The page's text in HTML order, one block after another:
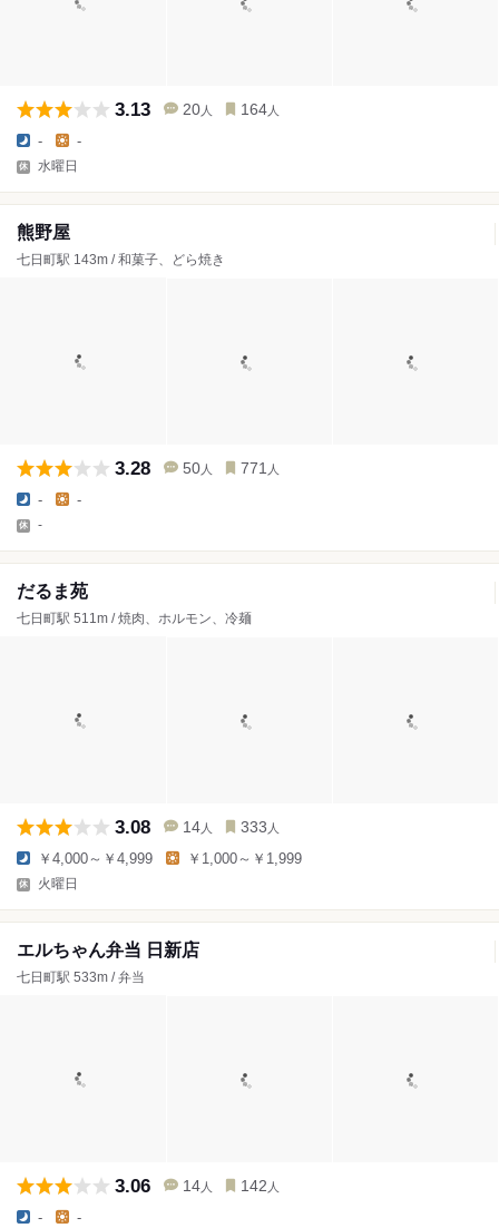
3.13 20 人 164 人
- -
水曜日
熊野屋
七日町駅 143m / 和菓子、どら焼き
3.28 50 人 771 人
- -
-
だるま苑
七日町駅 511m / 焼肉、ホルモン、冷麺
3.08 14 人 333 人
￥4,000～￥4,999 ￥1,000～￥1,999
火曜日
エルちゃん弁当 日新店
七日町駅 533m / 弁当
3.06 14 人 142 人
- -